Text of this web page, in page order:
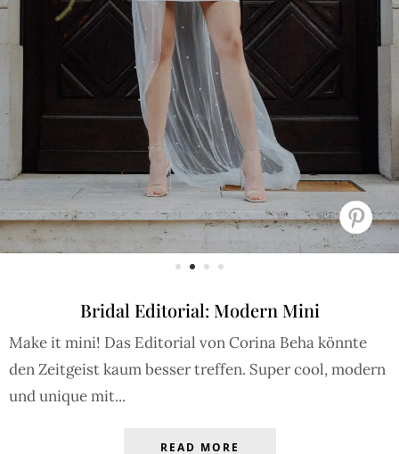
Bridal Editorial: Modern Mini
Make it mini! Das Editorial von Corina Beha könnte
den Zeitgeist kaum besser treffen. Super cool, modern
und unique mit...